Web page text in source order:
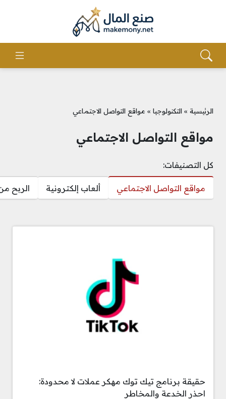
الرئيسية » التكنولوجيا » مواقع التواصل الاجتماعي
مواقع التواصل الاجتماعي
كل التصنيفات:
ألعاب إلكترونية الربح مواقع التواصل الاجتماعي
حقيقة برنامج تيك توك مهكر عملات لا محدودة:
احذر الخدعة والمخاطر